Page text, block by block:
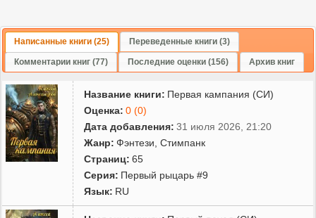
Написанные книги (25) Переведенные книги (3)
Комментарии книг (77) Последние оценки (156) Архив книг
Название книги: Первая кампания (СИ)
Оценка: 0 (0)
Дата добавления: 31 июля 2026, 21:20
Жанр: Фэнтези ,Стимпанк
Страниц: 65
Серия: Первый рыцарь #9
Язык: RU